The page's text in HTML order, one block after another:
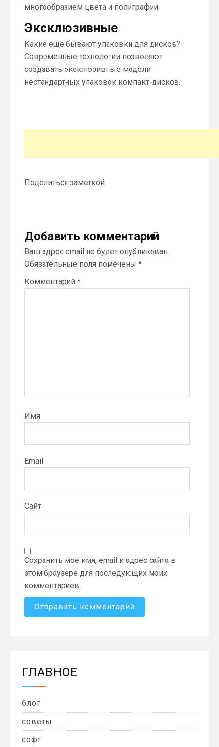
многообразием цвета и полиграфии.
Эксклюзивные
Какие еще бывают упаковки для дисков?
Современные технологии позволяют
создавать эксклюзивные модели
нестандартных упаковок компакт-дисков.
Поделиться заметкой:
Добавить комментарий
Ваш адрес email не будет опубликован.
Обязательные поля помечены *
Комментарий *
Имя
Email
Сайт
Сохранить моё имя, email и адрес сайта в
этом браузере для последующих моих
комментариев.
ГЛАВНОЕ
блог
советы
софт